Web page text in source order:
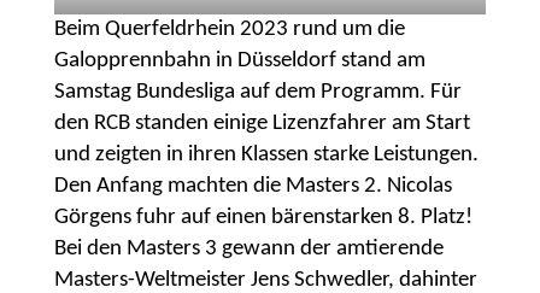
Beim Querfeldrhein 2023 rund um die
Galopprennbahn in Düsseldorf stand am
Samstag Bundesliga auf dem Programm. Für
den RCB standen einige Lizenzfahrer am Start
und zeigten in ihren Klassen starke Leistungen.
Den Anfang machten die Masters 2. Nicolas
Görgens fuhr auf einen bärenstarken 8. Platz!
Bei den Masters 3 gewann der amtierende
Masters-Weltmeister Jens Schwedler, dahinter